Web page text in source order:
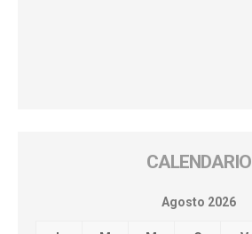
CALENDARIO
Agosto 2026